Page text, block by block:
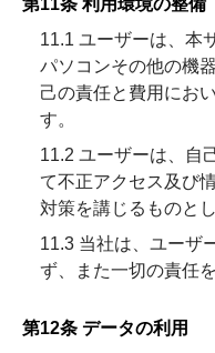
第11条 利用環境の整備
11.1 ユーザーは、本
パソコンその他の機
己の責任と費用にお
す。
11.2 ユーザーは、自
て不正アクセス及び
対策を講じるものとし
11.3 当社は、ユーザ
ず、また一切の責任
第12条 データの利用